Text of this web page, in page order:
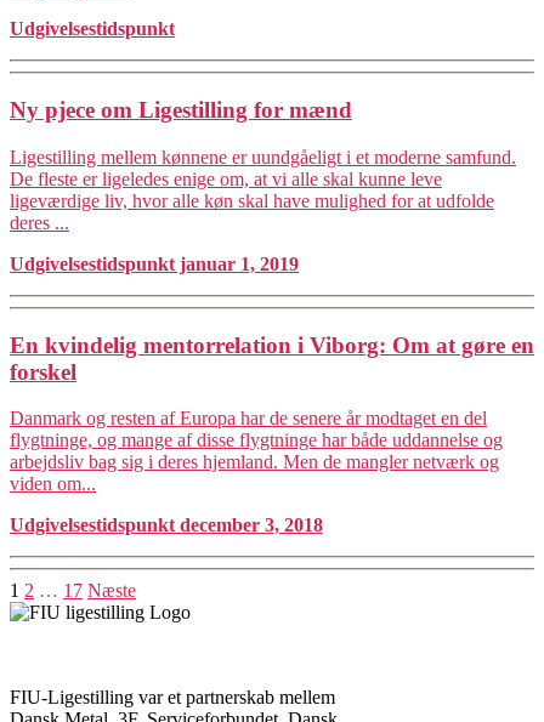
Udgivelsestidspunkt
Ny pjece om Ligestilling for mænd
Ligestilling mellem kønnene er uundgåeligt i et moderne samfund.
De fleste er ligeledes enige om, at vi alle skal kunne leve
ligeværdige liv, hvor alle køn skal have mulighed for at udfolde
deres ...
Udgivelsestidspunkt januar 1, 2019
En kvindelig mentorrelation i Viborg: Om at gøre en
forskel
Danmark og resten af Europa har de senere år modtaget en del
flygtninge, og mange af disse flygtninge har både uddannelse og
arbejdsliv bag sig i deres hjemland. Men de mangler netværk og
viden om...
Udgivelsestidspunkt december 3, 2018
Navigation
til
1 2 … 17 Næste
FIU-Ligestilling var et partnerskab mellem